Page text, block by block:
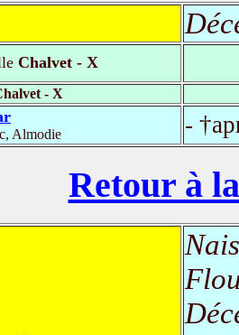
Chalvet - X
- X
Almodie -
Retour à